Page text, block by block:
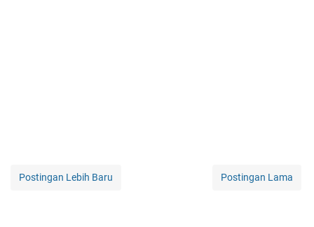
Postingan Lebih Baru Postingan Lama